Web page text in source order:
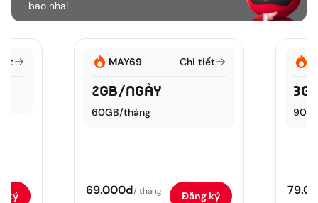
bao nha!
tiết
ký
MAY79 Chi tiết
3GB/ngày
90GB/tháng
79.000đ/tháng Đăng ký
3